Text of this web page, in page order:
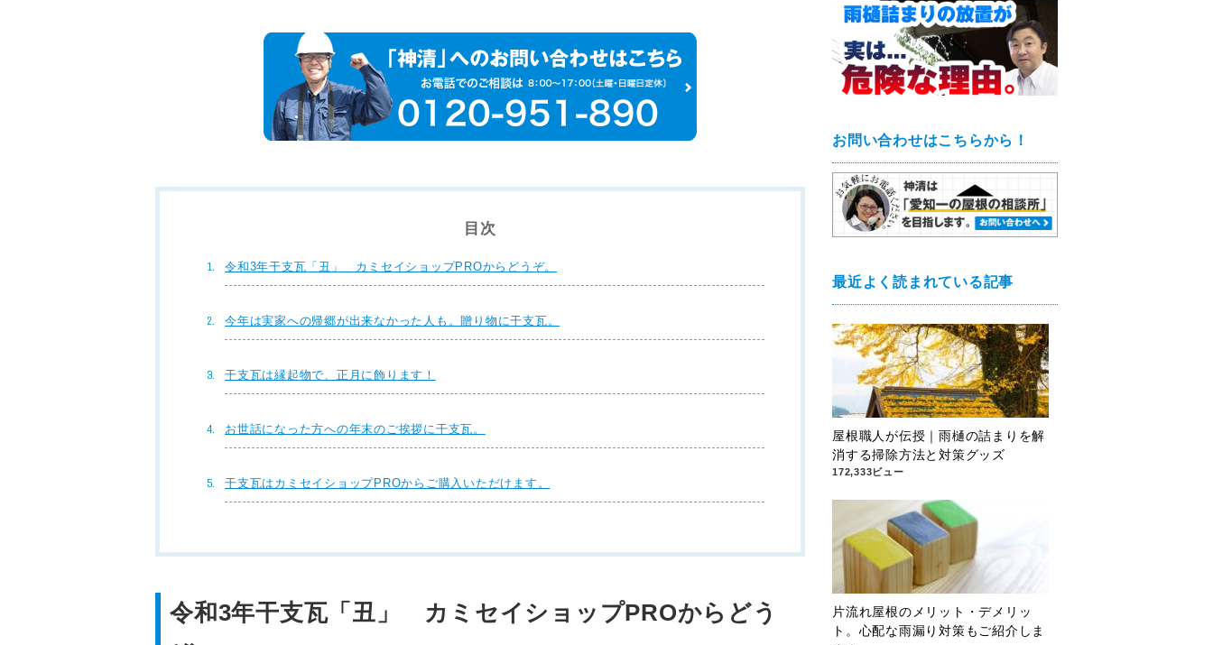
目次
令和3年干支瓦「丑」 カミセイショップPROからどうぞ。
今年は実家への帰郷が出来なかった人も。贈り物に干支瓦。
干支瓦は縁起物で、正月に飾ります！
お世話になった方への年末のご挨拶に干支瓦。
干支瓦はカミセイショップPROからご購入いただけます。
令和3年干支瓦「丑」 カミセイショップPROからどう
お問い合わせはこちらから！
最近よく読まれている記事
屋根職人が伝授｜雨樋の詰まりを解
消する掃除方法と対策グッズ
172,333ビュー
片流れ屋根のメリット・デメリッ
ト。心配な雨漏り対策もご紹介しま